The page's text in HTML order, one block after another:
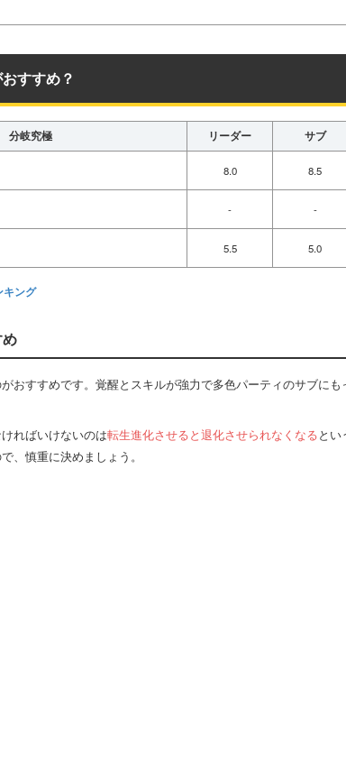
すすめ？
分岐究極 リーダー サブ
8.0 8.5
- -
5.5 5.0
キング
おすすめです。覚醒とスキルが強力で多色パーティのサブにも
ればいけないのは転生進化させると退化させられなくなるとい
、慎重に決めましょう。